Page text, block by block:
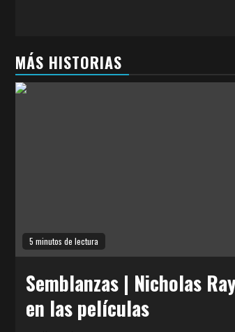
MÁS HISTORIAS
5 minutos de lectura
Semblanzas | Nicholas
en las películas